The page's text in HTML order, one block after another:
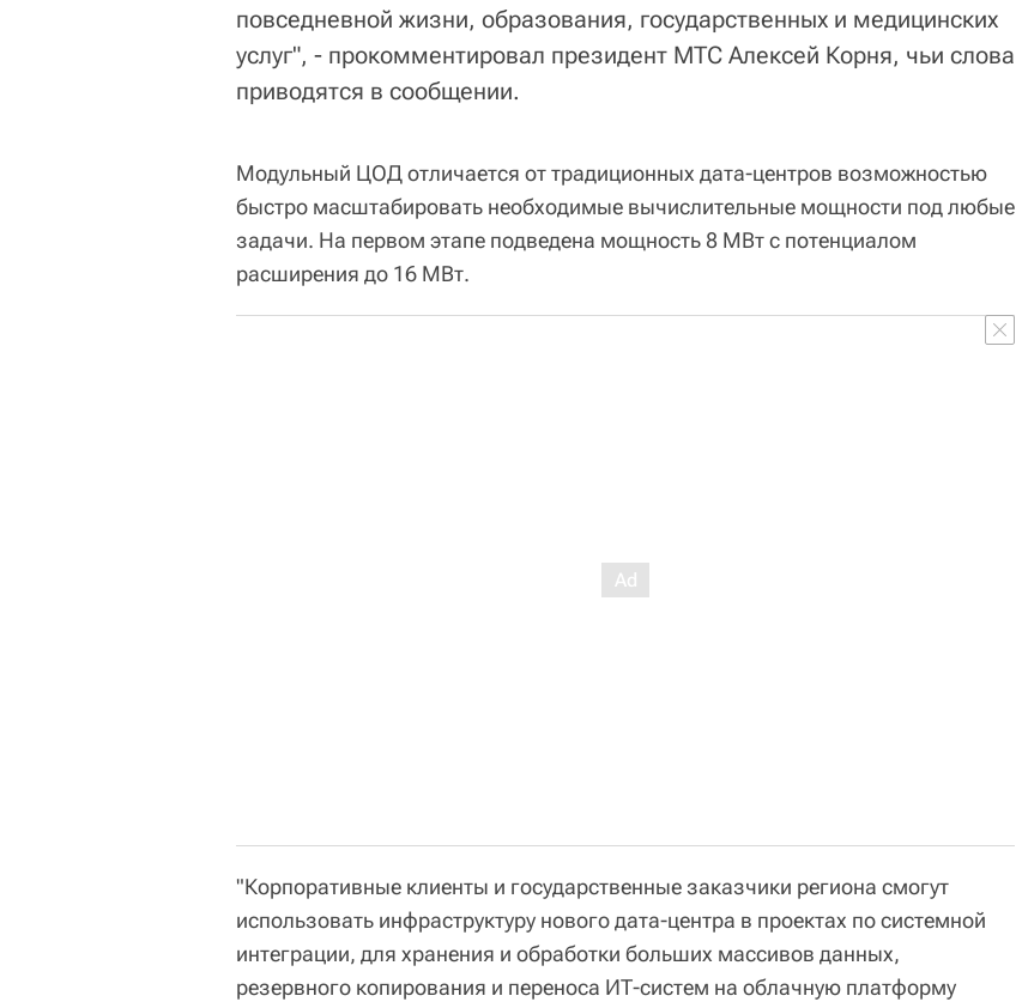
повседневной жизни, образования, государственных и медицинских
услуг", - прокомментировал президент МТС Алексей Корня, чьи слова
приводятся в сообщении.
Модульный ЦОД отличается от традиционных дата-центров возможностью
быстро масштабировать необходимые вычислительные мощности под любые
задачи. На первом этапе подведена мощность 8 МВт с потенциалом
расширения до 16 МВт.
"Корпоративные клиенты и государственные заказчики региона смогут
использовать инфраструктуру нового дата-центра в проектах по системной
интеграции, для хранения и обработки больших массивов данных,
резервного копирования и переноса ИТ-систем на облачную платформу